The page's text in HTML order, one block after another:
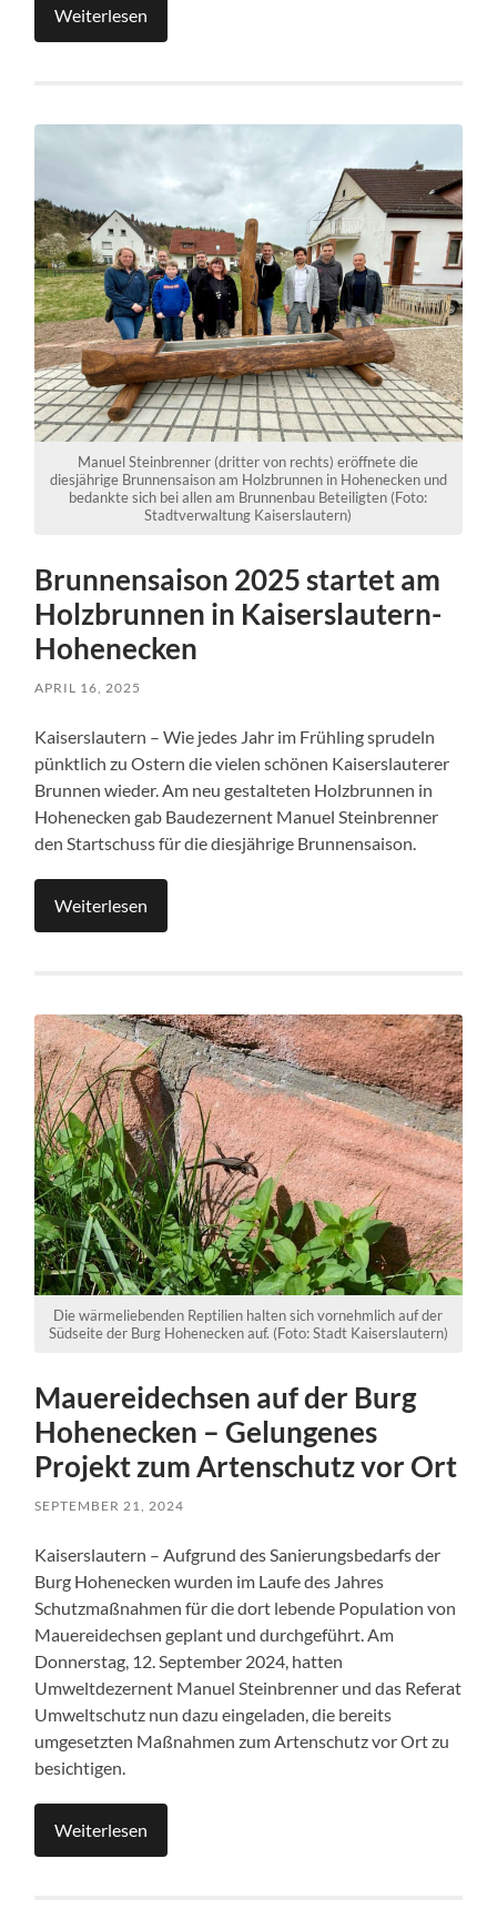
Weiterlesen
Manuel Steinbrenner (dritter von rechts) eröffnete die
diesjährige Brunnensaison am Holzbrunnen in Hohenecken und
bedankte sich bei allen am Brunnenbau Beteiligten (Foto:
Stadtverwaltung Kaiserslautern)
Brunnensaison 2025 startet am
Holzbrunnen in Kaiserslautern-
Hohenecken
APRIL 16, 2025
Kaiserslautern – Wie jedes Jahr im Frühling sprudeln
pünktlich zu Ostern die vielen schönen Kaiserslauterer
Brunnen wieder. Am neu gestalteten Holzbrunnen in
Hohenecken gab Baudezernent Manuel Steinbrenner
den Startschuss für die diesjährige Brunnensaison.
Weiterlesen
Die wärmeliebenden Reptilien halten sich vornehmlich auf der
Südseite der Burg Hohenecken auf. (Foto: Stadt Kaiserslautern)
Mauereidechsen auf der Burg
Hohenecken – Gelungenes
Projekt zum Artenschutz vor Ort
SEPTEMBER 21, 2024
Kaiserslautern – Aufgrund des Sanierungsbedarfs der
Burg Hohenecken wurden im Laufe des Jahres
Schutzmaßnahmen für die dort lebende Population von
Mauereidechsen geplant und durchgeführt. Am
Donnerstag, 12. September 2024, hatten
Umweltdezernent Manuel Steinbrenner und das Referat
Umweltschutz nun dazu eingeladen, die bereits
umgesetzten Maßnahmen zum Artenschutz vor Ort zu
besichtigen.
Weiterlesen